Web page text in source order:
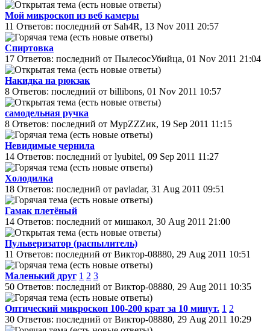
Мой микроскоп из веб камеры
11 Ответов: последний от Sah4R, 13 Nov 2011 20:57
Спиртовка
17 Ответов: последний от ПылесосУбийца, 01 Nov 2011 21:04
Накидка на рюкзак
8 Ответов: последний от billibons, 01 Nov 2011 10:57
самодельная ручка
8 Ответов: последний от MурZZZик, 19 Sep 2011 11:15
Невидимые чернила
14 Ответов: последний от lyubitel, 09 Sep 2011 11:27
Холодилка
18 Ответов: последний от pavladar, 31 Aug 2011 09:51
Гамак плетёный
14 Ответов: последний от мишакол, 30 Aug 2011 21:00
Пульверизатор (распылитель)
11 Ответов: последний от Виктор-08880, 29 Aug 2011 10:51
Маленький друг 1 2 3
50 Ответов: последний от Виктор-08880, 29 Aug 2011 10:35
Оптический микроскоп 100-200 крат за 10 минут. 1 2
30 Ответов: последний от Виктор-08880, 29 Aug 2011 10:29